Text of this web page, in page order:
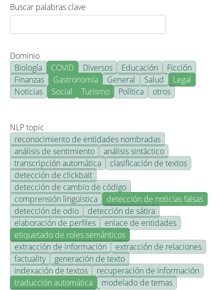
Buscar palabras clave
Dominio
Biología
COVID Diversos Educación
Ficción
Finanzas
Gastronomía General Salud
Legal
Noticias
Social Turismo Política otros
NLP topic
reconocimiento de entidades nombradas
análisis de sentimiento
análisis sintáctico
transcripción automática
clasificación de textos
detección de clickbait
detección de cambio de código
comprensión lingüística
detección de noticias falsas
detección de odio
detección de sátira
elaboración de perfiles
enlace de entidades
etiquetado de roles semánticos
extracción de información
extracción de relaciones
factuality
generación de texto
indexación de textos
recuperación de información
traducción automática
modelado de temas